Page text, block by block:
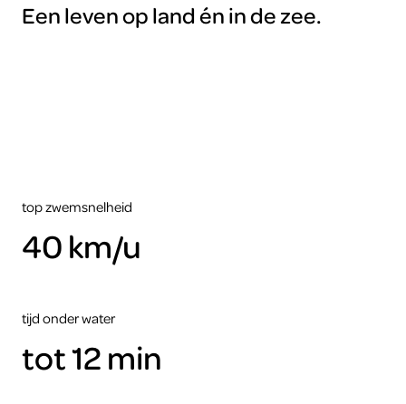
Een leven op land én in de zee.
deze
accepteren.
ARTIS
top zwemsnelheid
40 km/u
tijd onder water
tot 12 min